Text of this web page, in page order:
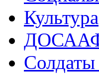
Культура
Солдаты